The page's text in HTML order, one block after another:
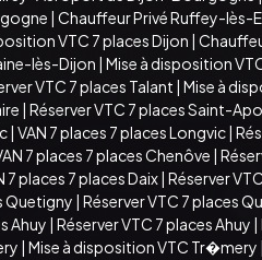
| Chauffeur Privé Ruffey-
VTC 7 places Dijon |
lès-Dijon | Mise à disposition
VTC 7 places Talant | Mise à
| Réserver VTC 7 places Saint-
| VAN 7 places 7 places Longvic|
7 places 7 places Chenôve |
7 places 7 places Daix| Réserver
Quetigny | Réserver VTC 7 places
Ahuy | Réserver VTC 7 places Ahuy |
| Mise à disposition VTC Tr�mery |